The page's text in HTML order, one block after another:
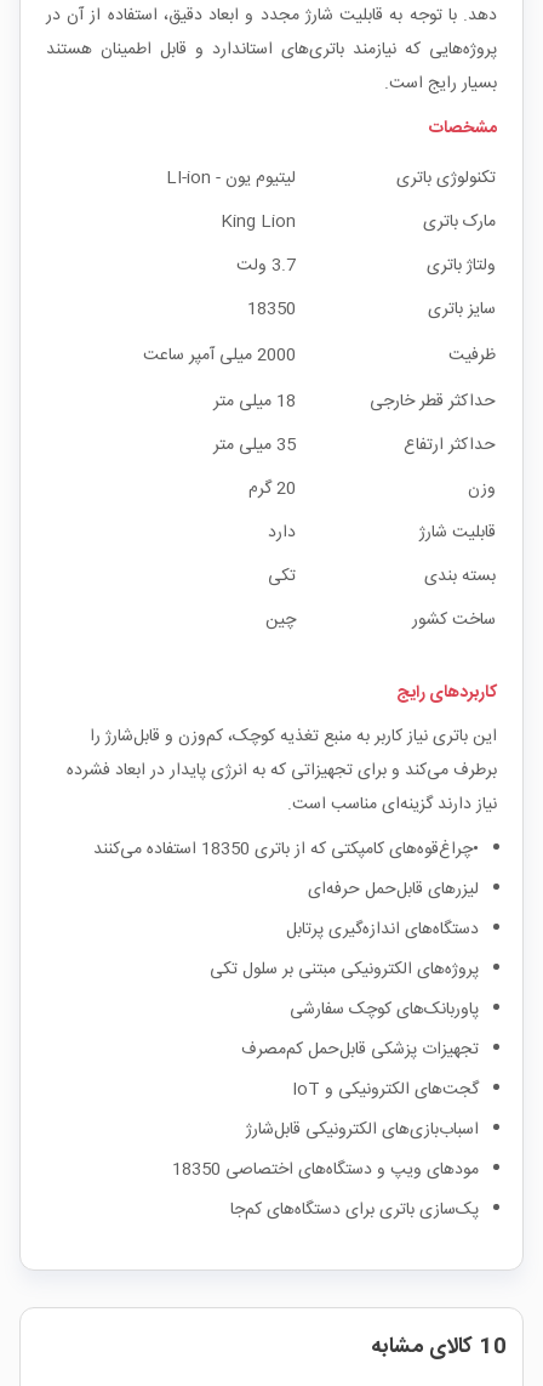
دهد. با توجه به قابلیت شارژ مجدد و ابعاد دقیق، استفاده از آن در
پروژه‌هایی که نیازمند باتری‌های استاندارد و قابل اطمینان هستند
بسیار رایج است.
مشخصات
تکنولوژی باتری
لیتیوم یون - LI-ion
مارک باتری
King Lion
ولتاژ باتری
3.7 ولت
سایز باتری
18350
ظرفیت
2000 میلی آمپر ساعت
حداکثر قطر خارجی
18 میلی متر
حداکثر ارتفاع
35 میلی متر
وزن
20 گرم
قابلیت شارژ
دارد
بسته بندی
تکی
ساخت کشور
چین
کاربردهای رایج
این باتری نیاز کاربر به منبع تغذیه کوچک، کم‌وزن و قابل‌شارژ را
برطرف می‌کند و برای تجهیزاتی که به انرژی پایدار در ابعاد فشرده
نیاز دارند گزینه‌ای مناسب است.
•چراغ‌قوه‌های کامپکتی که از باتری 18350 استفاده می‌کنند
لیزرهای قابل‌حمل حرفه‌ای
دستگاه‌های اندازه‌گیری پرتابل
پروژه‌های الکترونیکی مبتنی بر سلول تکی
پاوربانک‌های کوچک سفارشی
تجهیزات پزشکی قابل‌حمل کم‌مصرف
گجت‌های الکترونیکی و IoT
اسباب‌بازی‌های الکترونیکی قابل‌شارژ
مودهای ویپ و دستگاه‌های اختصاصی 18350
پک‌سازی باتری برای دستگاه‌های کم‌جا
10 کالای مشابه